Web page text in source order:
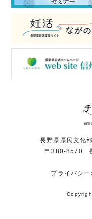
長野県県民文化
〒380-8570
プライバシー